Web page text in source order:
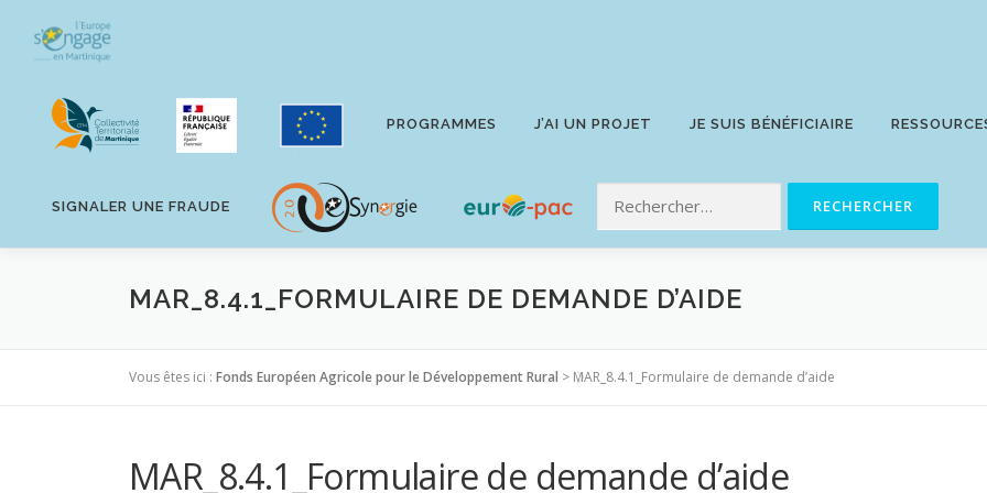
contenu
PROGRAMMES J’AI UN PROJET JE SUIS BÉNÉFICIAIRE
SIGNALER UNE FRAUDE
MAR_8.4.1_FORMULAIRE DE DEMANDE D’AIDE
Vous êtes ici : Fonds Européen Agricole pour le Développement Rural > MAR_8.4.1_Formulaire de demande d’aide
MAR_8.4.1_Formulaire de demande d’aide